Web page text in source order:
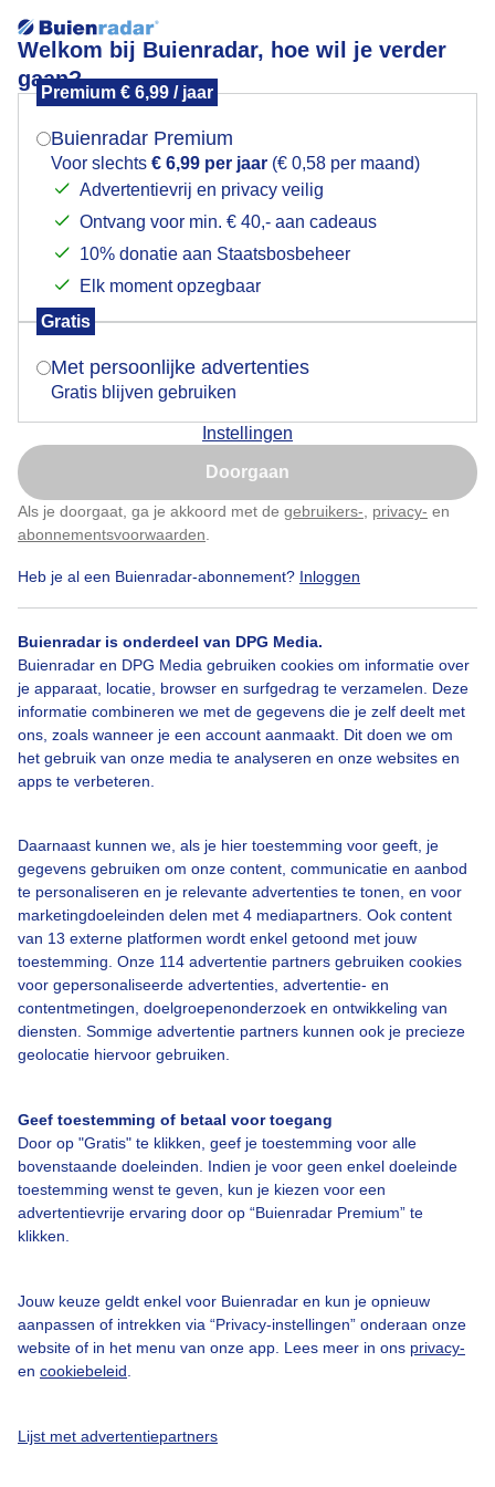
Welkom bij Buienradar, hoe wil je verder
gaan?
Premium € 6,99 / jaar
Buienradar Premium
Voor slechts € 6,99 per jaar (€ 0,58 per maand)
Advertentievrij en privacy veilig
Ontvang voor min. € 40,- aan cadeaus
10% donatie aan Staatsbosbeheer
Elk moment opzegbaar
Gratis
Met persoonlijke advertenties
Gratis blijven gebruiken
Instellingen
Doorgaan
Als je doorgaat, ga je akkoord met de gebruikers- privacy- en
abonnementsvoorwaarden
Heb je al een Buienradar-abonnement? Inloggen
Buienradar is onderdeel van DPG Media.
Buienradar en DPG Media gebruiken cookies om informatie over
je apparaat, locatie, browser en surfgedrag te verzamelen. Deze
informatie combineren we met de gegevens die je zelf deelt met
ons, zoals wanneer je een account aanmaakt. Dit doen we om
het gebruik van onze media te analyseren en onze websites en
apps te verbeteren.
Daarnaast kunnen we, als je hier toestemming voor geeft, je
gegevens gebruiken om onze content, communicatie en aanbod
te personaliseren en je relevante advertenties te tonen, en voor
marketingdoeleinden delen met 4 mediapartners. Ook content
van 13 externe platformen wordt enkel getoond met jouw
toestemming. Onze 114 advertentie partners gebruiken cookies
voor gepersonaliseerde advertenties, advertentie- en
contentmetingen, doelgroepenonderzoek en ontwikkeling van
diensten. Sommige advertentie partners kunnen ook je precieze
geolocatie hiervoor gebruiken.
Geef toestemming of betaal voor toegang
Door op "Gratis" te klikken, geef je toestemming voor alle
bovenstaande doeleinden. Indien je voor geen enkel doeleinde
toestemming wenst te geven, kun je kiezen voor een
advertentievrije ervaring door op “Buienradar Premium” te
klikken.
Jouw keuze geldt enkel voor Buienradar en kun je opnieuw
aanpassen of intrekken via “Privacy-instellingen” onderaan onze
website of in het menu van onze app. Lees meer in ons privacy-
en cookiebeleid
Lijst met advertentiepartners
Schildwolde
Grijsweer en wind bij het Dannemeer in Schildwolde
Door: Pascal van Timmeren Gemaakt: 16-01-2026, 24x bekeken
Bekijk slideshow
Een moment geduld aub...
Over Buienradar
Veelgestelde vragen
Contact
Toegankelijkheid
Buienradar Team
Privacy instellingen
Mogen we je locatie gebruiken voor het
Indien je hier nog geen akkoord op hebt gegeven,
verschijnt er zo een pop-up uit je browser waarin
Is goed, toon de popup
Nu niet, misschien later
Klik hierom dit aan te passen